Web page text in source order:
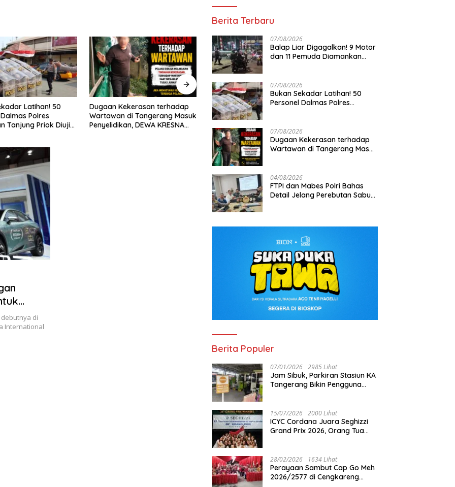
terhadap
di Tangerang Masuk
DEWA KRESNA
FTPI dan Mabes Polri Bahas
Detail Jelang Perebutan Sabuk
Emas Kapolri 2026
Tim Patroli Perintis Polda Metro
Jaya Amankan 3 Pemuda di
Diduga Terkait Kejahatan
Jalanan
Tak Bisa Ditembus Kendaraan,
di
International
Berita Terbaru
07/08/2026
Balap Liar Digagalkan! 9 Motor
dan 11 Pemuda Diamankan
07/08/2026
Bukan Sekadar Latihan! 50
Personel Dalmas Polres
07/08/2026
Dugaan Kekerasan terhadap
Wartawan di Tangerang Masuk
04/08/2026
FTPI dan Mabes Polri Bahas
Detail Jelang Perebutan Sabuk
Berita Populer
07/01/2026 2985 Lihat
Jam Sibuk, Parkiran Stasiun KA
Tangerang Bikin Pengguna
15/07/2026 2000 Lihat
ICYC Cordana Juara Seghizzi
Grand Prix 2026, Orang Tua
Indonesia
28/02/2026 1634 Lihat
Perayaan Sambut Cap Go Meh
2026/2577 di Cengkareng